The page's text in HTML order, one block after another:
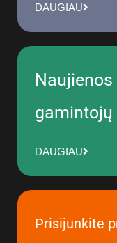
DAUGIAU
gamintojų
DAUGIAU
Prisijunkite